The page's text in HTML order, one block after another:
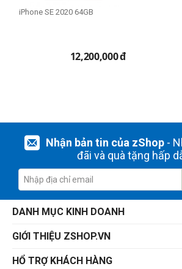
iPhone SE 2020 64GB
12,200,000đ
Nhận bản tin của zShop-
đãi và quà tặng hấp
DANH MỤC KINH DOANH
GIỚI THIỆU ZSHOP.VN
HỔ TRỢ KHÁCH HÀNG